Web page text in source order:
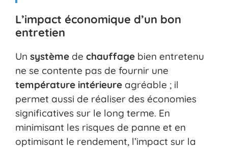
L’impact économique d’un bon
entretien
Un système de chauffage bien entretenu
ne se contente pas de fournir une
température intérieure agréable ; il
permet aussi de réaliser des économies
significatives sur le long terme. En
minimisant les risques de panne et en
optimisant le rendement, l’impact sur la